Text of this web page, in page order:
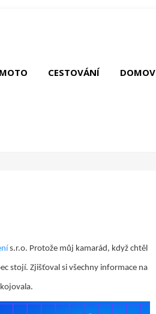
CESTOVÁNÍ DOMOV
s.r.o. Protože můj kamarád, když chtěl
stojí. Zjišťoval si všechny informace na